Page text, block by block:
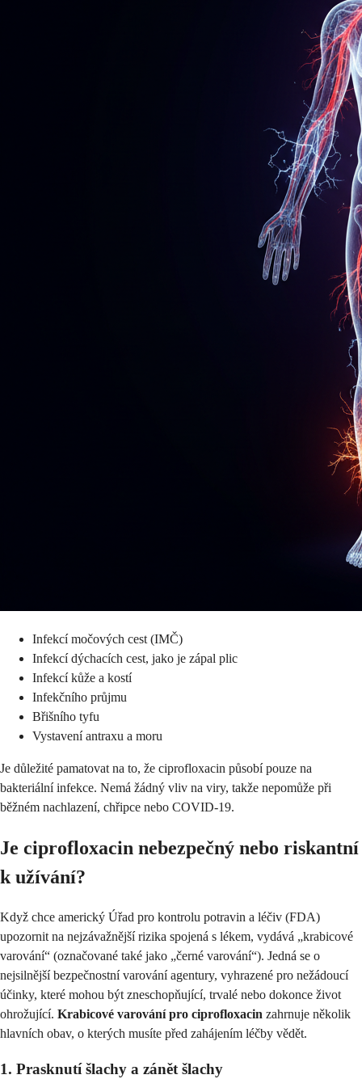
Infekcí močových cest (IMČ)
Infekcí dýchacích cest, jako je zápal plic
Infekcí kůže a kostí
Infekčního průjmu
Břišního tyfu
Vystavení antraxu a moru
Je důležité pamatovat na to, že ciprofloxacin působí pouze na
bakteriální infekce. Nemá žádný vliv na viry, takže nepomůže při
běžném nachlazení, chřipce nebo COVID-19.
Je ciprofloxacin nebezpečný nebo riskantní
k užívání?
Když chce americký Úřad pro kontrolu potravin a léčiv (FDA)
upozornit na nejzávažnější rizika spojená s lékem, vydává „krabicové
varování“ (označované také jako „černé varování“). Jedná se o
nejsilnější bezpečnostní varování agentury, vyhrazené pro nežádoucí
účinky, které mohou být zneschopňující, trvalé nebo dokonce život
ohrožující. Krabicové varování pro ciprofloxacin zahrnuje několik
hlavních obav, o kterých musíte před zahájením léčby vědět.
1. Prasknutí šlachy a zánět šlachy